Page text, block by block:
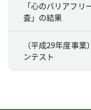
「心のバリアフ
査」の結果
（平成29年度事
ンテスト